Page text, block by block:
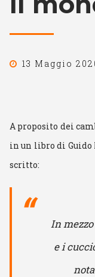
13 Maggio
A proposito dei
in un libro di Guido
scritto:
In
e i